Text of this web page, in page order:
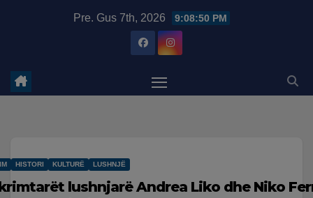
Pre. Gus 7th, 2026 9:08:51 PM
HISTORI KULTURË LUSHNJË
lushnjarë Andrea Liko dhe Niko